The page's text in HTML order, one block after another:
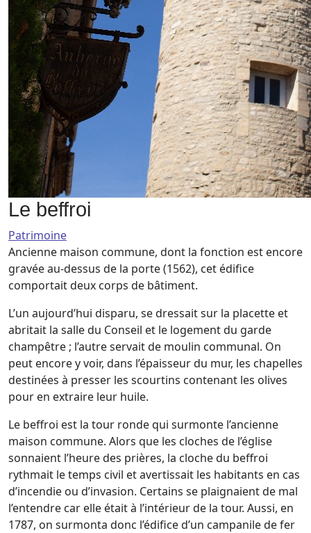
Le beffroi
Patrimoine
Ancienne maison commune, dont la fonction est encore
gravée au-dessus de la porte (1562), cet édifice
comportait deux corps de bâtiment.
L’un aujourd’hui disparu, se dressait sur la placette et
abritait la salle du Conseil et le logement du garde
champêtre ; l’autre servait de moulin communal. On
peut encore y voir, dans l’épaisseur du mur, les chapelles
destinées à presser les scourtins contenant les olives
pour en extraire leur huile.
Le beffroi est la tour ronde qui surmonte l’ancienne
maison commune. Alors que les cloches de l’église
sonnaient l’heure des prières, la cloche du beffroi
rythmait le temps civil et avertissait les habitants en cas
d’incendie ou d’invasion. Certains se plaignaient de mal
l’entendre car elle était à l’intérieur de la tour. Aussi, en
1787, on surmonta donc l’édifice d’un campanile de fer